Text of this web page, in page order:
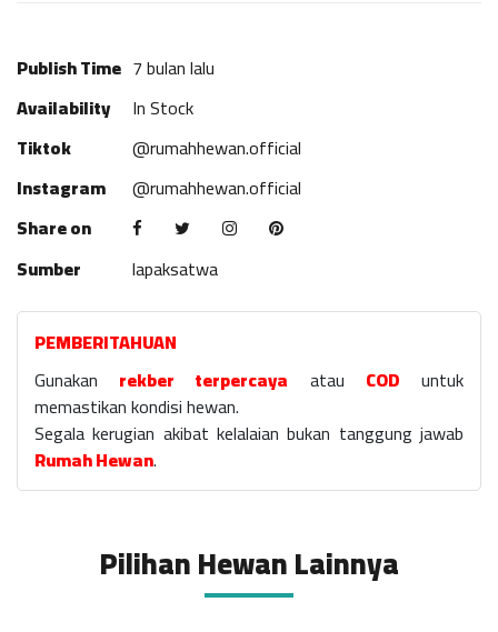
Publish Time 7 bulan lalu
Availability
In Stock
Tiktok
@rumahhewan.official
Instagram
@rumahhewan.official
Share on
Sumber
lapaksatwa
PEMBERITAHUAN
Gunakan rekber terpercaya atau COD untuk
memastikan kondisi hewan.
Segala kerugian akibat kelalaian bukan tanggung jawab
Rumah Hewan.
Pilihan Hewan Lainnya